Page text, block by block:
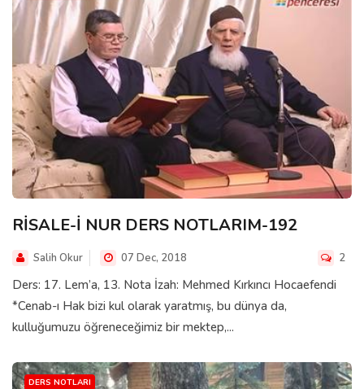
RİSALE-İ NUR DERS NOTLARIM-192
Salih Okur 07 Dec, 2018 2
Ders: 17. Lem’a, 13. Nota İzah: Mehmed Kırkıncı Hocaefendi
*Cenab-ı Hak bizi kul olarak yaratmış, bu dünya da,
kulluğumuzu öğreneceğimiz bir mektep,...
DERS NOTLARI